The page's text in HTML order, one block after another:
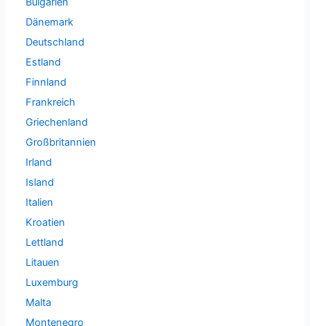
Dänemark
Deutschland
Estland
Finnland
Frankreich
Griechenland
Großbritannien
Irland
Island
Italien
Kroatien
Lettland
Litauen
Luxemburg
Malta
Montenegro